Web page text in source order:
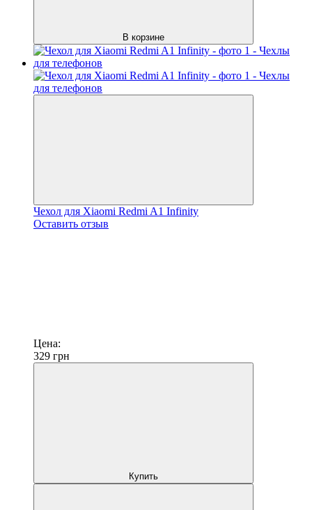
В корзине
Чехол для Xiaomi Redmi A1 Infinity
Оставить отзыв
Цена:
329 грн
Купить